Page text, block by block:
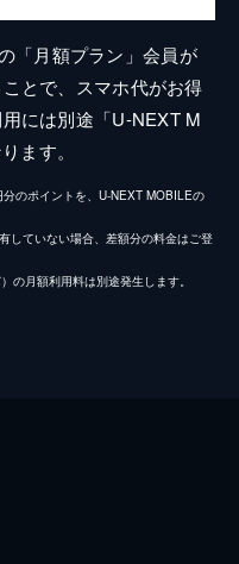
「月額プラン」会員が
とで、スマホ代がお得
には別途「U-NEXT M
ます。
のポイントを、U-NEXT MOBILEの
していない場合、差額分の料金はご登
の月額利用料は別途発生します。